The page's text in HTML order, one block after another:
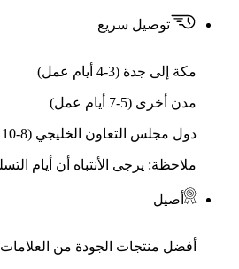
توصيل سريع
مكة إلى جدة (3-4 أيام عمل)
مدن أخرى (5-7 أيام عمل)
دول مجلس التعاون الخليجي (8-10 أيام عمل)
ملاحظة: يرجى الأنتباه أن أيام
أصيل
أفضل منتجات الجودة من العلامات